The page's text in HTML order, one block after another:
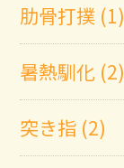
肋骨打撲 (1)
暑熱馴化 (2)
突き指 (2)